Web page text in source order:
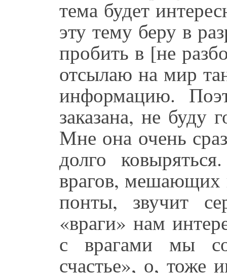
тема будет
эту тему беру в
пробить в [не
отсылаю на мир
информацию.
заказана, не буду
Мне она очень
долго
врагов, мешающих
понты, звучит
«враги» нам
с врагами мы
счастье», о, тоже